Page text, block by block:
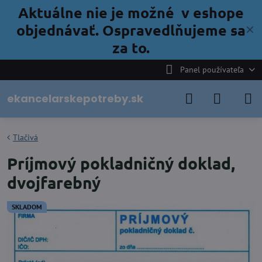
✕
Aktuálne nie je možné v eshope
objednávať. Ospravedlňujeme sa
za to.
Panel používateľa
ekancelarskepotreby.sk
SKLADOM
Tlačivá
Príjmový pokladničný doklad,
dvojfarebný